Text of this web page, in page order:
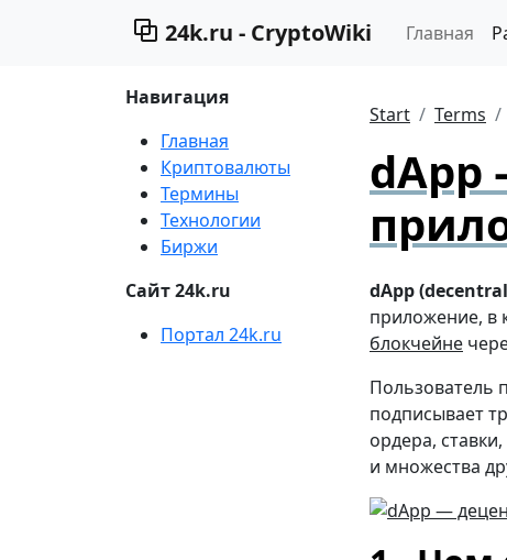
24k.ru - CryptoWiki Главная
Навигация
Главная
Криптовалюты
Термины
Технологии
Биржи
Сайт 24k.ru
Портал 24k.ru
Start Terms
dApp
dApp
приложение, в
блокчейне
Пользователь
подписывает
ордера,
и множества